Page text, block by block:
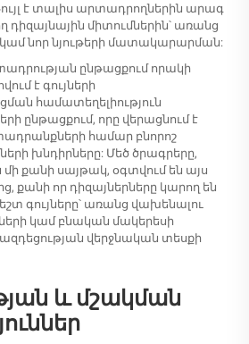
է տալիս արտադրողներին արագ
միտումներին՝ առանց
նոր նյութերի մատակարարման:
ընթացքում որակի
է գույների
համատեղելիություն
ընթացքում, որը վերացնում է
համար բնորոշ
խնդիրները: Մեծ ծրագրերը,
քանի սայթակ, օգտվում են այս
քանի որ դիզայներները կարող են
գույները՝ առանց վախենալու
կամ բնական մակերեսի
վերջնական տեսքի
և մշակման